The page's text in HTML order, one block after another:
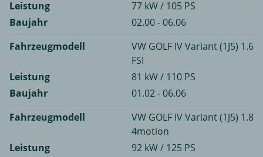
Leistung
77 kW / 105 PS
Baujahr
02.00 - 06.06
Fahrzeugmodell
VW GOLF IV Variant (1J5) 1.6
FSI
Leistung
81 kW / 110 PS
Baujahr
01.02 - 06.06
Fahrzeugmodell
VW GOLF IV Variant (1J5) 1.8
4motion
Leistung
92 kW / 125 PS